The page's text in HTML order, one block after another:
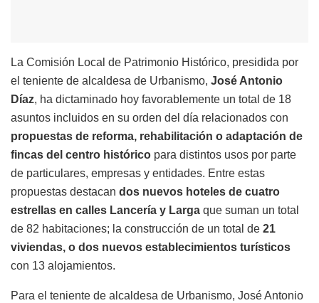
La Comisión Local de Patrimonio Histórico, presidida por
el teniente de alcaldesa de Urbanismo, José Antonio
Díaz, ha dictaminado hoy favorablemente un total de 18
asuntos incluidos en su orden del día relacionados con
propuestas de reforma, rehabilitación o adaptación de
fincas del centro histórico para distintos usos por parte
de particulares, empresas y entidades. Entre estas
propuestas destacan dos nuevos hoteles de cuatro
estrellas en calles Lancería y Larga que suman un total
de 82 habitaciones; la construcción de un total de 21
viviendas, o dos nuevos establecimientos turísticos
con 13 alojamientos.
Para el teniente de alcaldesa de Urbanismo, José Antonio